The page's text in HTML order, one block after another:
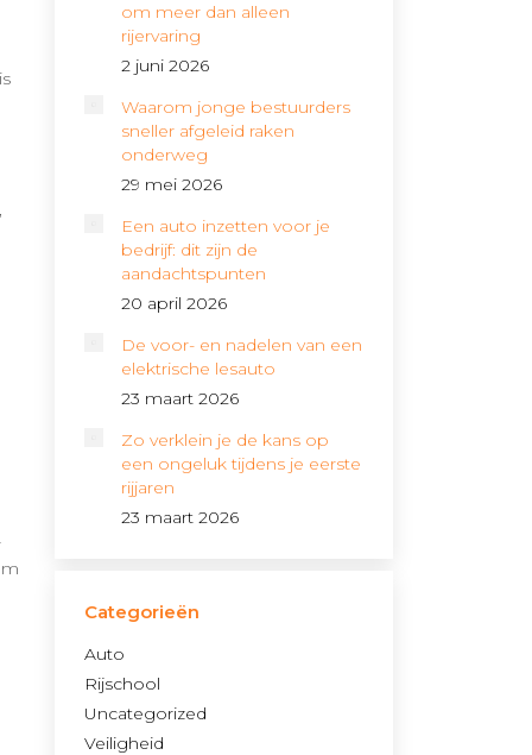
om meer dan alleen
rijervaring
2 juni 2026
Waarom jonge bestuurders
sneller afgeleid raken
onderweg
29 mei 2026
Een auto inzetten voor je
bedrijf: dit zijn de
aandachtspunten
20 april 2026
De voor- en nadelen van een
elektrische lesauto
23 maart 2026
Zo verklein je de kans op
een ongeluk tijdens je eerste
rijjaren
23 maart 2026
Categorieën
Auto
Rijschool
Uncategorized
Veiligheid